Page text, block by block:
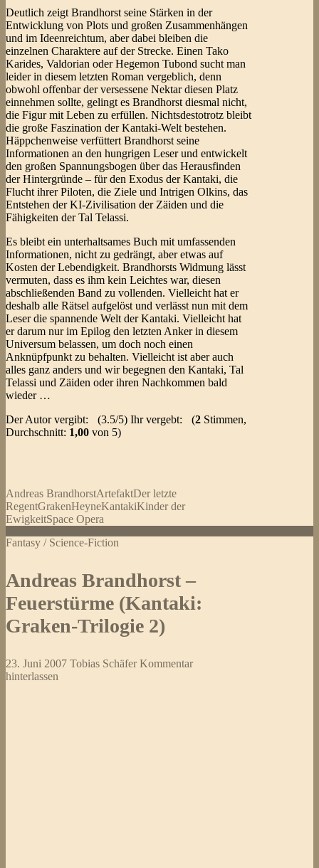
Deutlich zeigt Brandhorst seine Stärken in der
Entwicklung von Plots und großen Zusammenhängen
und im Ideenreichtum, aber dabei bleiben die
einzelnen Charaktere auf der Strecke. Einen Tako
Karides, Valdorian oder Hegemon Tubond sucht man
leider in diesem letzten Roman vergeblich, denn
obwohl offenbar der versessene Nektar diesen Platz
einnehmen sollte, gelingt es Brandhorst diesmal nicht,
die Figur mit Leben zu erfüllen. Nichtsdestotrotz bleibt
die große Faszination der Kantaki-Welt bestehen.
Häppchenweise verfüttert Brandhorst seine
Informationen an den hungrigen Leser und entwickelt
den großen Spannungsbogen über das Herausfinden
der Hintergründe – für den Exodus der Kantaki, die
Flucht ihrer Piloten, die Ziele und Intrigen Olkins, das
Entstehen der KI-Zivilisation der Zäiden und die
Fähigkeiten der Tal Telassi.
Es bleibt ein unterhaltsames Buch mit umfassenden
Informationen, nicht zu gedrängt, aber etwas auf
Kosten der Lebendigkeit. Brandhorsts Widmung lässt
vermuten, dass es ihm kein Leichtes war, diesen
abschließenden Band zu vollenden. Vielleicht hat er
deshalb alle Rätsel aufgelöst und verlässt nun mit dem
Leser die spannende Welt der Kantaki. Vielleicht hat
er darum nur im Epilog den letzten Anker in diesem
Universum belassen, um doch noch einen
Anknüpfpunkt zu behalten. Vielleicht ist aber auch
alles ganz anders und wir begegnen den Kantaki, Tal
Telassi und Zäiden oder ihren Nachkommen bald
wieder …
Der Autor vergibt:
(3.5/5) Ihr vergebt: (2 Stimmen,
Durchschnitt: 1,00 von 5)
Andreas BrandhorstArtefaktDer letzte
RegentGrakenHeyneKantakiKinder der
EwigkeitSpace Opera
Fantasy / Science-Fiction
Andreas Brandhorst –
Feuerstürme (Kantaki:
Graken-Trilogie 2)
23. Juni 2007 Tobias Schäfer Kommentar
hinterlassen